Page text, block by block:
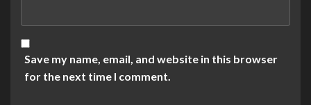
Save my name, email, and website in this browser
for the next time I comment.